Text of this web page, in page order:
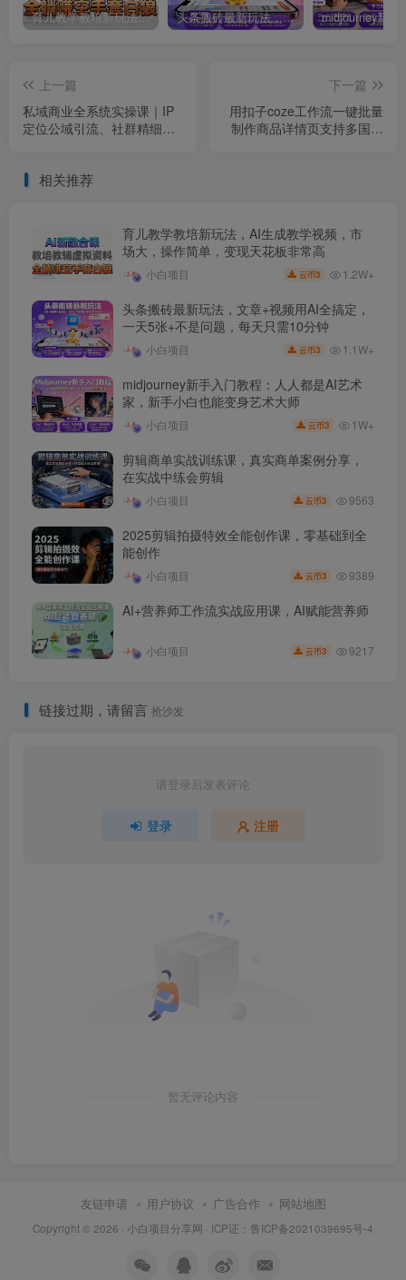
育儿教学教培新玩法，AI生成教学视频，市场大，操作简单，变现天花板非常高 头条搬砖最新玩法，文章+视频用AI全搞定，一天5张+不是问题，每天只需10分钟
上一篇
私域商业全系统实操课｜IP
定位公域引流、社群精细化
地教程
下一篇
用扣子coze工作流一键批量
制作商品详情页支持多国语
相关推荐
育儿教学教培新玩法，AI生成教学视频，市
场大，操作简单，变现天花板非常高
小白项目 云币3 1.2W+
头条搬砖最新玩法，文章+视频用AI全搞定，
一天5张+不是问题，每天只需10分钟
小白项目 云币3 1.1W+
midjourney新手入门教程：人人都是AI艺术
家，新手小白也能变身艺术大师
小白项目 云币3 1W+
剪辑商单实战训练课，真实商单案例分享，
在实战中练会剪辑
小白项目 云币3 9563
2025剪辑拍摄特效全能创作课，零基础到全
能创作
小白项目 云币3 9389
AI+营养师工作流实战应用课，AI赋能营养师
小白项目 云币3 9217
链接过期，请留言 抢沙发
请登录后发表评论
登录 注册
暂无评论内容
友链申请 用户协议 广告合作 网站地图
Copyright © 2026 · 小白项目分享网 · ICP证： 鲁ICP备2021039695号-4